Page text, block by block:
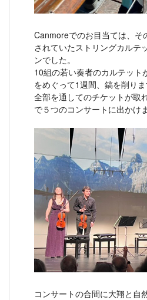
Canmoreでのお目当ては、そ
されていたストリングカルテ
ンでした。
10組の若い奏者のカルテット
をめぐって1週間、鎬を削りま
全部を通してのチケットが取
で５つのコンサートに出かけ
コンサートの合間に大翔と自